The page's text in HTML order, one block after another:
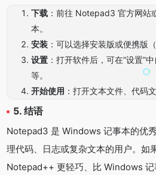
下载 ：前往 Notepad3 官方网站
本。
安装 ：可以选择安装版或便携版
设置 ：打开软件后，可在“设置”
等。
开始使用 ：打开文本文件、代码
5. 结语
Notepad3 是 Windows 记事本的优
理代码、日志或复杂文本的用户。如
Notepad++ 更轻巧、比 Windows 记